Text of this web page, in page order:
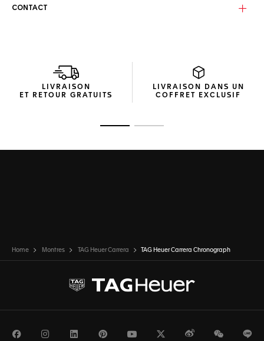
Performance et allure se conjuguent dans cette TAG Heuer
— signature d’une mesure du temps de haute précision —
offrant jusqu’à 80 heures de réserve de marche.
CONTACT
LIVRAISON
ET RETOUR GRATUITS
LIVRAISON DANS UN
COFFRET EXCLUSIF
Home Montres TAG Heuer Carrera TAG Heuer Carrera Chronograph
FacebookInstagramLinkedInPinterestYoutubeTwitterWeiboWeChat